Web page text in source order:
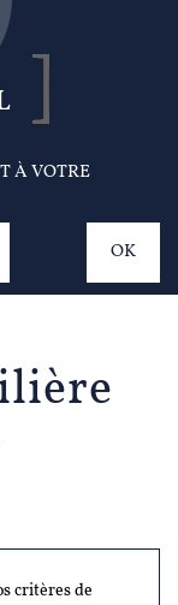
À VOTRE
OK
critères de